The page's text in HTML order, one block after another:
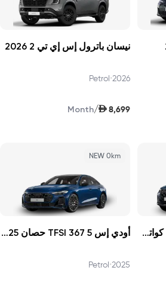
نيسان باترول إس إي تي 2 2026
2026
•
Petrol
AED 8,699
/
Month
أودي كيو 7 خط S 45 TFSI كواترو 252 حصان الإصدار الأول 2026
NEW 0km
أودي إس 5 TFSI 367 حصان 2025
2025
•
Petrol